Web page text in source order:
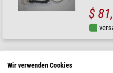
$
Wir verwenden Cookies